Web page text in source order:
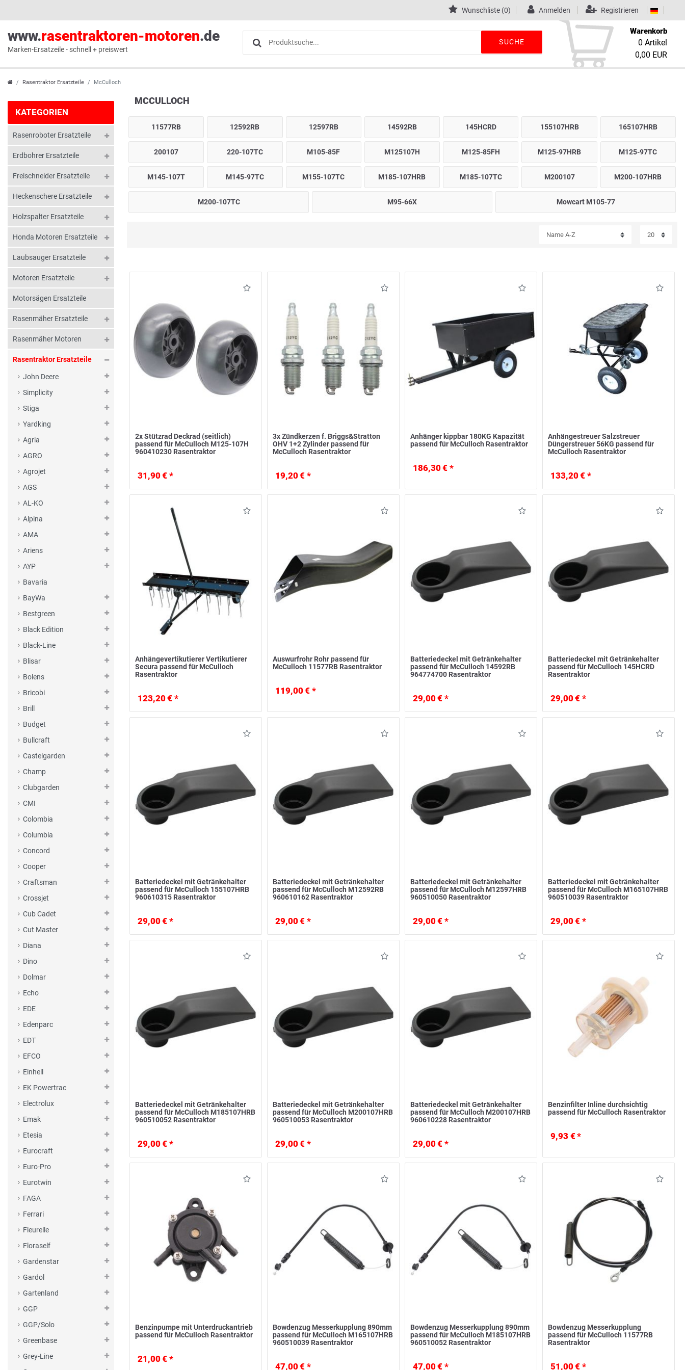
Wunschliste (0) Anmelden Registrieren
www.rasentraktoren-motoren.de
Marken-Ersatzeile - schnell + preiswert
SUCHE
Warenkorb
0 Artikel
0,00 EUR
Rasentraktor Ersatzteile McCulloch
KATEGORIEN
Rasenroboter Ersatzteile
Erdbohrer Ersatzteile
Freischneider Ersatzteile
Heckenschere Ersatzteile
Holzspalter Ersatzteile
Honda Motoren Ersatzteile
Laubsauger Ersatzteile
Motoren Ersatzteile
Motorsägen Ersatzteile
Rasenmäher Ersatzteile
Rasenmäher Motoren
Rasentraktor Ersatzteile
John Deere
Simplicity
Stiga
Yardking
Agria
AGRO
Agrojet
AGS
AL-KO
Alpina
AMA
Ariens
AYP
Bavaria
BayWa
Bestgreen
Black Edition
Black-Line
Blisar
Bolens
Bricobi
Brill
Budget
Bullcraft
Castelgarden
Champ
Clubgarden
CMI
Colombia
Columbia
Concord
Cooper
Craftsman
Crossjet
Cub Cadet
Cut Master
Diana
Dino
Dolmar
Echo
EDE
Edenparc
EDT
EFCO
Einhell
EK Powertrac
Electrolux
Emak
Etesia
Eurocraft
Euro-Pro
Eurotwin
FAGA
Ferrari
Fleurelle
Floraself
Gardenstar
Gardol
Gartenland
GGP
GGP/Solo
Greenbase
Grey-Line
MCCULLOCH
11577RB 12592RB 12597RB 14592RB 145HCRD 155107HRB 165107HRB
200107 220-107TC M105-85F M125107H M125-85FH M125-97HRB M125-97TC
M145-107T M145-97TC M155-107TC M185-107HRB M185-107TC M200107 M200-107HRB
M200-107TC M95-66X Mowcart M105-77
2x Stützrad Deckrad (seitlich)
passend für McCulloch M125-107H
960410230 Rasentraktor
31,90 € *
3x Zündkerzen f. Briggs&Stratton
OHV 1+2 Zylinder passend für
McCulloch Rasentraktor
19,20 € *
Anhänger kippbar 180KG Kapazität
passend für McCulloch Rasentraktor
186,30 € *
Anhängestreuer Salzstreuer
Düngerstreuer 56KG passend für
McCulloch Rasentraktor
133,20 € *
Anhängevertikutierer Vertikutierer
Secura passend für McCulloch
Rasentraktor
123,20 € *
Auswurfrohr Rohr passend für
McCulloch 11577RB Rasentraktor
119,00 € *
Batteriedeckel mit Getränkehalter
passend für McCulloch 14592RB
964774700 Rasentraktor
29,00 € *
Batteriedeckel mit Getränkehalter
passend für McCulloch 145HCRD
Rasentraktor
29,00 € *
Batteriedeckel mit Getränkehalter
passend für McCulloch 155107HRB
960610315 Rasentraktor
29,00 € *
Batteriedeckel mit Getränkehalter
passend für McCulloch M12592RB
960610162 Rasentraktor
29,00 € *
Batteriedeckel mit Getränkehalter
passend für McCulloch M12597HRB
960510050 Rasentraktor
29,00 € *
Batteriedeckel mit Getränkehalter
passend für McCulloch M165107HRB
960510039 Rasentraktor
29,00 € *
Batteriedeckel mit Getränkehalter
passend für McCulloch M185107HRB
960510052 Rasentraktor
29,00 € *
Batteriedeckel mit Getränkehalter
passend für McCulloch M200107HRB
960510053 Rasentraktor
29,00 € *
Batteriedeckel mit Getränkehalter
passend für McCulloch M200107HRB
960610228 Rasentraktor
29,00 € *
Benzinfilter Inline durchsichtig
passend für McCulloch Rasentraktor
9,93 € *
Benzinpumpe mit Unterdruckantrieb
passend für McCulloch Rasentraktor
21,00 € *
Bowdenzug Messerkupplung 890mm
passend für McCulloch M165107HRB
960510039 Rasentraktor
47,00 € *
Bowdenzug Messerkupplung 890mm
passend für McCulloch M185107HRB
960510052 Rasentraktor
47,00 € *
Bowdenzug Messerkupplung
passend für McCulloch 11577RB
Rasentraktor
51,00 € *